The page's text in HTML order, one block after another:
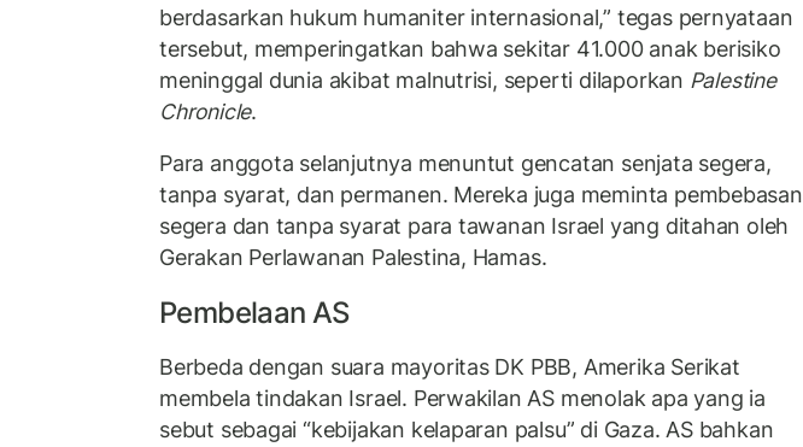
berdasarkan hukum humaniter internasional,” tegas pernyataan
tersebut, memperingatkan bahwa sekitar 41.000 anak berisiko
meninggal dunia akibat malnutrisi, seperti dilaporkan Palestine
Chronicle.
Para anggota selanjutnya menuntut gencatan senjata segera,
tanpa syarat, dan permanen. Mereka juga meminta pembebasan
segera dan tanpa syarat para tawanan Israel yang ditahan oleh
Gerakan Perlawanan Palestina, Hamas.
Pembelaan AS
Berbeda dengan suara mayoritas DK PBB, Amerika Serikat
membela tindakan Israel. Perwakilan AS menolak apa yang ia
sebut sebagai “kebijakan kelaparan palsu” di Gaza. AS bahkan